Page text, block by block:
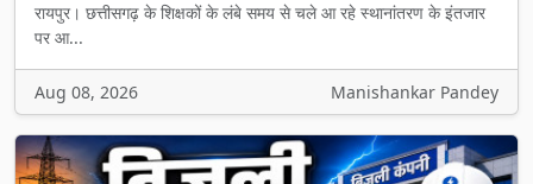
रायपुर। छत्तीसगढ़ के शिक्षकों के लंबे समय से चले आ रहे स्थानांतरण के इंतजार
पर आ...
Aug 08, 2026 Manishankar Pandey